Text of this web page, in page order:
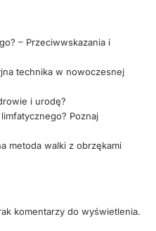
– Przeciwwskazania i
technika w nowoczesnej
i urodę?
Poznaj
metoda walki z obrzękami
komentarzy do wyświetlenia.